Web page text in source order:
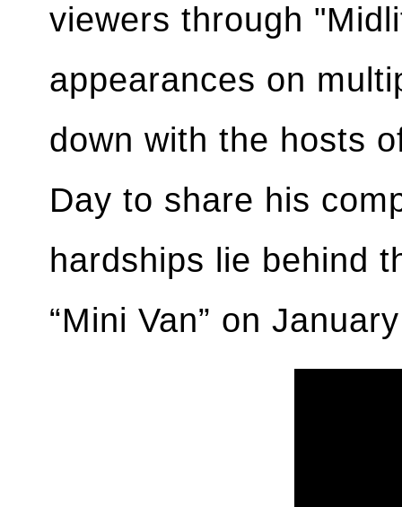
viewers through
appearances on
down with the hosts
Day to share his
hardships lie behind
“Mini Van” on